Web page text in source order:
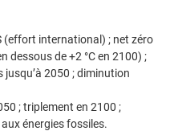
(effort international) ; net zéro
dessous de +2 °C en 2100) ;
jusqu’à 2050 ; diminution
; triplement en 2100 ;
énergies fossiles.